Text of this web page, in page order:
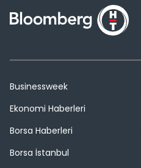
Businessweek
Ekonomi Haberleri
Borsa Haberleri
Borsa İstanbul